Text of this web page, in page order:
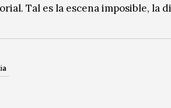
Tal es la escena imposible,